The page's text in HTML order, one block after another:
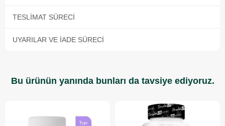
TESLIMAT SÜRECI
UYARILAR VE İADE SÜRECI
Bu ürünün yanında bunları da tavsiye ediyoruz.